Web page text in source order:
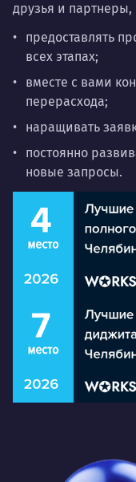
друзья и партнеры,
предоставлять
всех этапах;
вместе с вами
перерасхода;
наращивать
постоянно
новые запросы.